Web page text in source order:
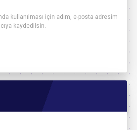
kullanılması için adım, e-posta adresim
kaydedilsin.